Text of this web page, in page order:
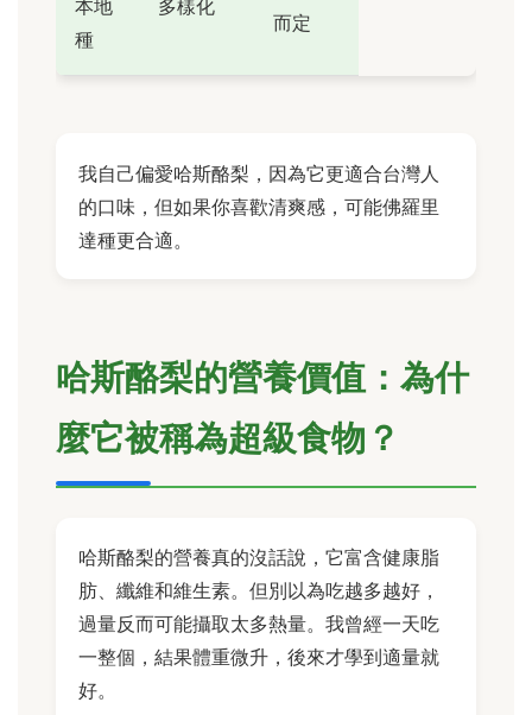
本地
種
多樣化
而定
我自己偏愛哈斯酪梨，因為它更適合台灣人
的口味，但如果你喜歡清爽感，可能佛羅里
達種更合適。
哈斯酪梨的營養價值：為什
麼它被稱為超級食物？
哈斯酪梨的營養真的沒話說，它富含健康脂
肪、纖維和維生素。但別以為吃越多越好，
過量反而可能攝取太多熱量。我曾經一天吃
一整個，結果體重微升，後來才學到適量就
好。